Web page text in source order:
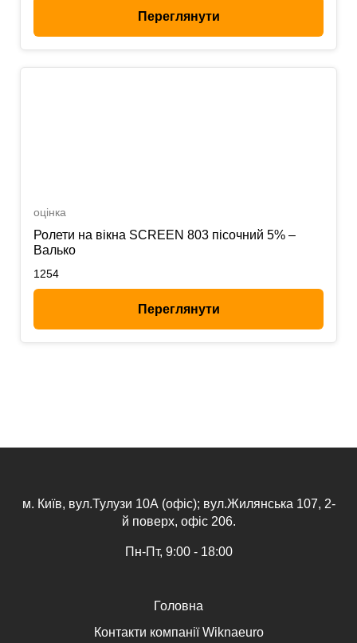
Переглянути
оцінка
Ролети на вікна SCREEN 803 пісочний 5% –
Валько
1254
Переглянути
м. Київ, вул.Тулузи 10А (офіс); вул.Жилянська 107, 2-
й поверх, офіс 206.
Пн-Пт, 9:00 - 18:00
Головна
Контакти компанії Wiknaeuro